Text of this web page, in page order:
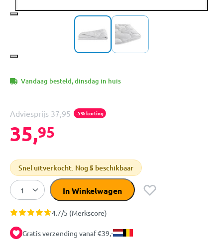
Vandaag besteld, dinsdag in huis
Adviesprijs 37,95 -5% korting
35,95
Snel uitverkocht. Nog5 beschikbaar
In Winkelwagen
4.7/5 (Merkscore)
Gratis verzending vanaf €39,-